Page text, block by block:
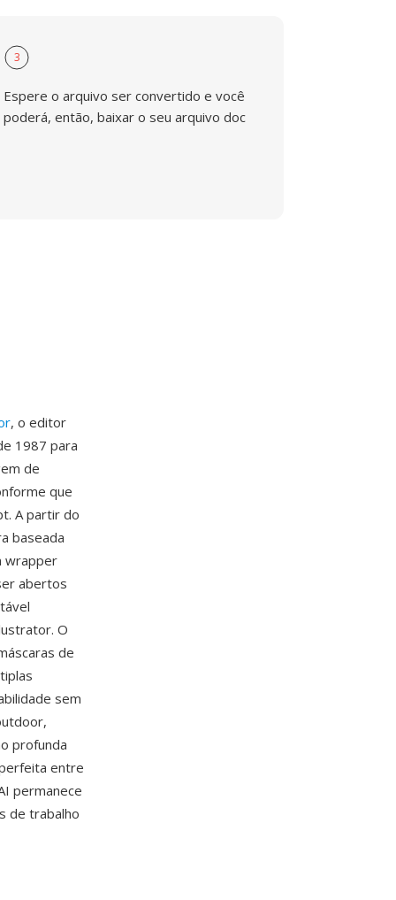
3
Espere o arquivo ser convertido e você
poderá, então, baixar o seu arquivo doc
, o editor
1987 para
de
que
A partir do
baseada
wrapper
abertos
O
de
sem
profunda
entre
permanece
de trabalho